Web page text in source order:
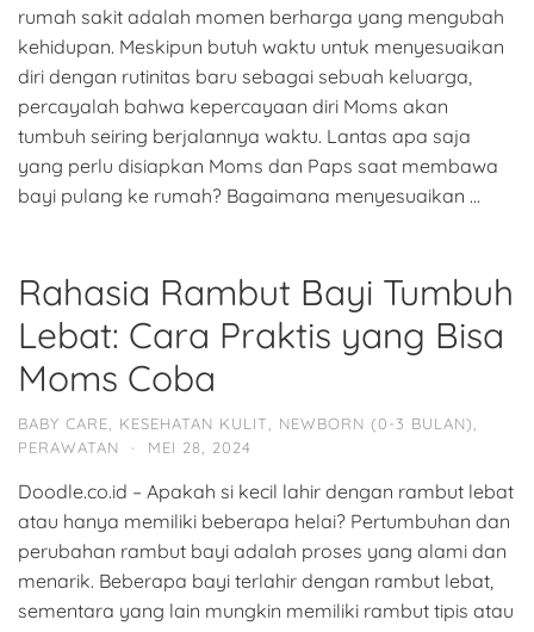
rumah sakit adalah momen berharga yang mengubah
kehidupan. Meskipun butuh waktu untuk menyesuaikan
diri dengan rutinitas baru sebagai sebuah keluarga,
percayalah bahwa kepercayaan diri Moms akan
tumbuh seiring berjalannya waktu. Lantas apa saja
yang perlu disiapkan Moms dan Paps saat membawa
bayi pulang ke rumah? Bagaimana menyesuaikan …
Rahasia Rambut Bayi Tumbuh
Lebat: Cara Praktis yang Bisa
Moms Coba
BABY CARE KESEHATAN KULIT NEWBORN (0-3 BULAN)
PERAWATAN
· MEI 28, 2024
Doodle.co.id – Apakah si kecil lahir dengan rambut lebat
atau hanya memiliki beberapa helai? Pertumbuhan dan
perubahan rambut bayi adalah proses yang alami dan
menarik. Beberapa bayi terlahir dengan rambut lebat,
sementara yang lain mungkin memiliki rambut tipis atau